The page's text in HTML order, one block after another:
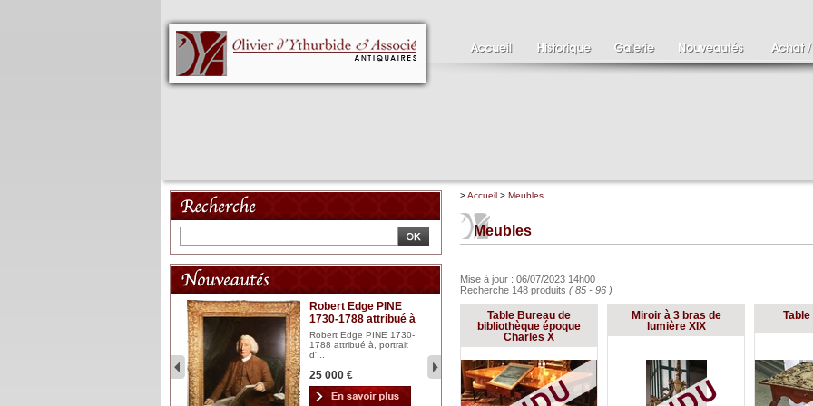
Robert Edge PINE
1730-1788 attribué à
Robert Edge PINE 1730-
1788 attribué à, portrait
d'...
25 000 €
Clément SERVEAU
1886-1972
Clément SERVEAU 1886-
2 500 € 1
>Accueil > Meubles
Meubles
Mise à jour : 06/07/2023 14h00
Recherche 148 produits ( 85 - 96 )
Table Bureau de
bibliothèque époque
Charles X
Miroir à 3 bras de
lumière XIX
Table